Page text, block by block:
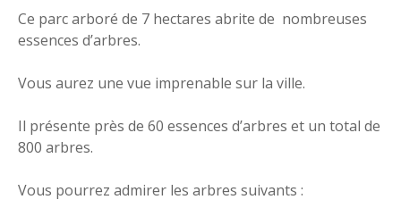
Ce parc arboré de 7 hectares abrite de nombreuses
essences d’arbres.
Vous aurez une vue imprenable sur la ville.
Il présente près de 60 essences d’arbres et un total de
800 arbres.
Vous pourrez admirer les arbres suivants :